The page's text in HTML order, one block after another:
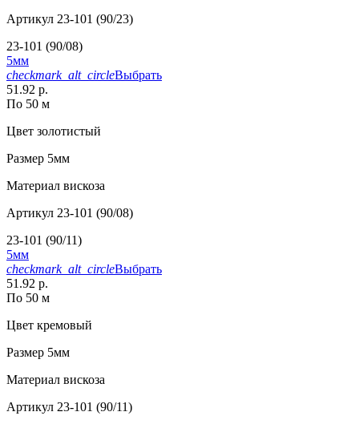
Артикул 23-101 (90/23)
23-101 (90/08)
5мм
checkmark_alt_circleВыбрать
51.92 р.
По 50 м
Цвет золотистый
Размер 5мм
Материал вискоза
Артикул 23-101 (90/08)
23-101 (90/11)
5мм
checkmark_alt_circleВыбрать
51.92 р.
По 50 м
Цвет кремовый
Размер 5мм
Материал вискоза
Артикул 23-101 (90/11)